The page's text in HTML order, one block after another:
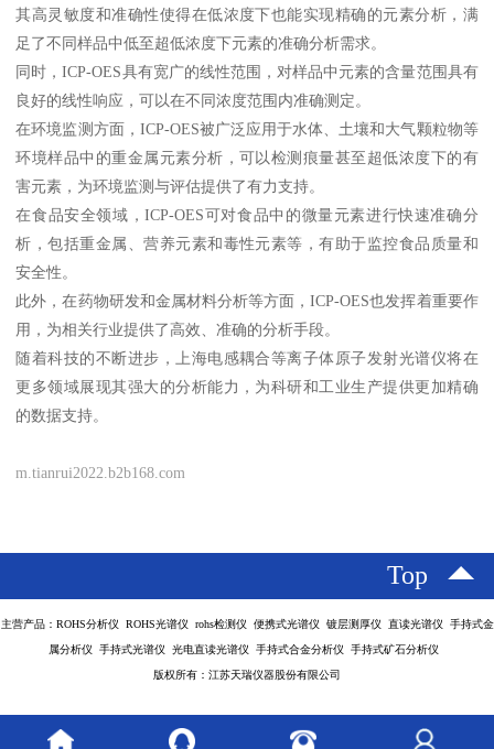
其高灵敏度和准确性使得在低浓度下也能实现精确的元素分析，满
足了不同样品中低至超低浓度下元素的准确分析需求。
同时，ICP-OES具有宽广的线性范围，对样品中元素的含量范围具有
良好的线性响应，可以在不同浓度范围内准确测定。
在环境监测方面，ICP-OES被广泛应用于水体、土壤和大气颗粒物等
环境样品中的重金属元素分析，可以检测痕量甚至超低浓度下的有
害元素，为环境监测与评估提供了有力支持。
在食品安全领域，ICP-OES可对食品中的微量元素进行快速准确分
析，包括重金属、营养元素和毒性元素等，有助于监控食品质量和
安全性。
此外，在药物研发和金属材料分析等方面，ICP-OES也发挥着重要作
用，为相关行业提供了高效、准确的分析手段。
随着科技的不断进步，上海电感耦合等离子体原子发射光谱仪将在
更多领域展现其强大的分析能力，为科研和工业生产提供更加精确
的数据支持。
m.tianrui2022.b2b168.com
Top
主营产品：ROHS分析仪 ROHS光谱仪 rohs检测仪 便携式光谱仪 镀层测厚仪 直读光谱仪 手持式金
属分析仪 手持式光谱仪 光电直读光谱仪 手持式合金分析仪 手持式矿石分析仪
版权所有：江苏天瑞仪器股份有限公司